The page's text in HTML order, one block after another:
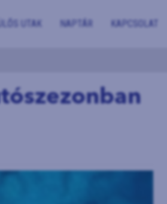
UTAK NAPTÁR KAPCSOLAT